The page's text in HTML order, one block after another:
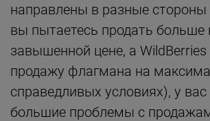
направлены в разные стороны
вы пытаетесь продать больше
завышенной цене, а WildBerries
продажу флагмана на
справедливых условиях), у вас
большие проблемы с